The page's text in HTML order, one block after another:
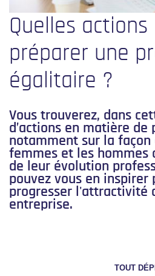
Quelles actions
préparer une
égalitaire ?
Vous trouverez, dans
d’actions en matière de
notamment sur la façon
femmes et les hommes
de leur évolution
pouvez vous en inspirer
progresser l'attractivité
entreprise.
TOUT